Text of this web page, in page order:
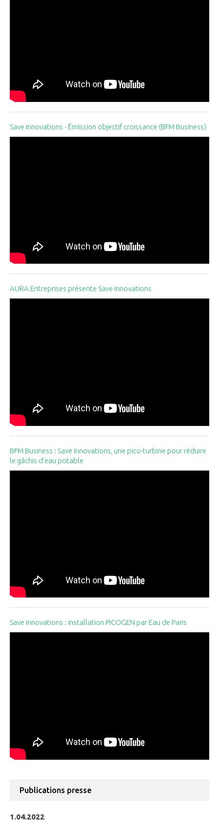
Save Innovations - Émission objectif croissance (BFM Business)
AURA Entreprises présente Save Innovations
BFM Business : Save Innovations, une pico-turbine pour réduire
le gâchis d'eau potable
Save Innovations : installation PICOGEN par Eau de Paris
Publications presse
1.04.2022